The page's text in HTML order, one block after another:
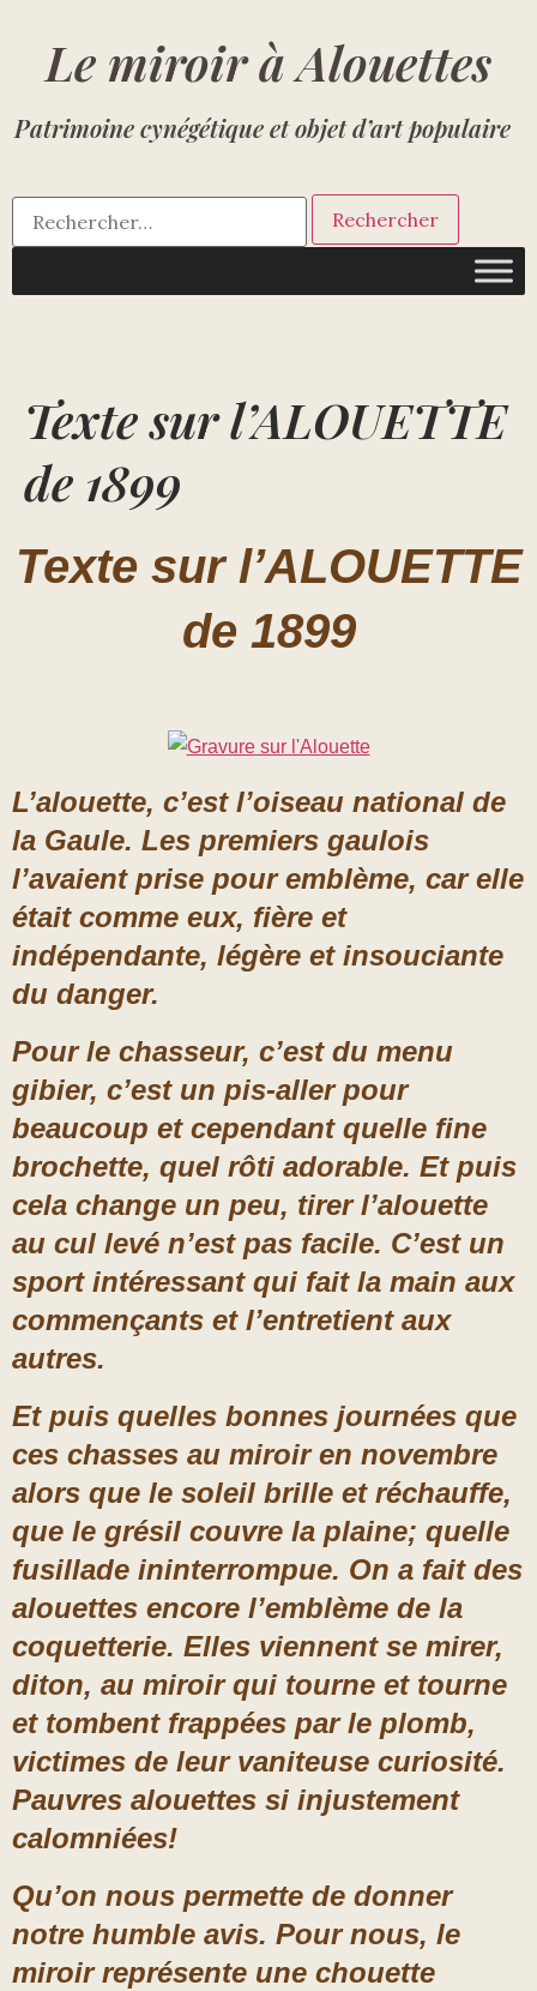
Le miroir à Alouettes
Patrimoine cynégétique et objet d’art populaire
Texte sur l’ALOUETTE
de 1899
Texte sur l’ALOUETTE
de 1899
L’alouette, c’est l’oiseau national de
la Gaule. Les premiers gaulois
l’avaient prise pour emblème, car elle
était comme eux, fière et
indépendante, légère et insouciante
du danger.
Pour le chasseur, c’est du menu
gibier, c’est un pis-aller pour
beaucoup et cependant quelle fine
brochette, quel rôti adorable. Et puis
cela change un peu, tirer l’alouette
au cul levé n’est pas facile. C’est un
sport intéressant qui fait la main aux
commençants et l’entretient aux
autres.
Et puis quelles bonnes journées que
ces chasses au miroir en novembre
alors que le soleil brille et réchauffe,
que le grésil couvre la plaine; quelle
fusillade ininterrompue. On a fait des
alouettes encore l’emblème de la
coquetterie. Elles viennent se mirer,
diton, au miroir qui tourne et tourne
et tombent frappées par le plomb,
victimes de leur vaniteuse curiosité.
Pauvres alouettes si injustement
calomniées!
Qu’on nous permette de donner
notre humble avis. Pour nous, le
miroir représente une chouette